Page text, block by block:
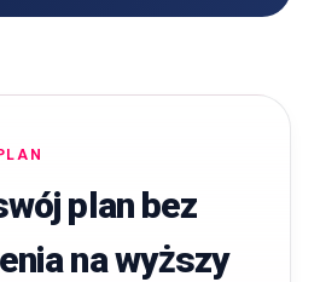
plan bez
na wyższy